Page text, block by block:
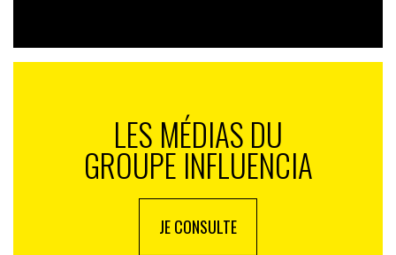
LES MÉDIAS DU
GROUPE INFLUENCIA
JE CONSULTE